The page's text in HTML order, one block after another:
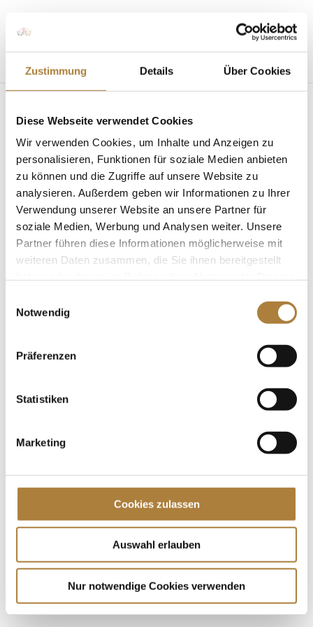
Zustimmung Details Über Cookies
Diese Webseite verwendet Cookies
Wir verwenden Cookies, um Inhalte und Anzeigen zu
personalisieren, Funktionen für soziale Medien anbieten
zu können und die Zugriffe auf unsere Website zu
analysieren. Außerdem geben wir Informationen zu Ihrer
Verwendung unserer Website an unsere Partner für
soziale Medien, Werbung und Analysen weiter. Unsere
Partner führen diese Informationen möglicherweise mit
weiteren Daten zusammen, die Sie ihnen bereitgestellt
Notwendig
Präferenzen
Statistiken
Marketing
Cookies zulassen
Auswahl erlauben
Nur notwendige Cookies verwenden
Seite wählen
Deutschlands U25 Springpokal: Britt Roth
triumphiert in Mannheim
von Insa Strothmann 04. Mai 2026
Deutschlands
U25 Springpokal
News
Echte Familienangelegenheit bei Familie Roth Beim
Mannheimer Maimarktturnier präsentierten die
Nachwuchsspringreiter ihr Können in der zweiten
Qualifikation von Deutschlands U25 Springpokal der
Spenden
Aktuelle News
Weltmeister
100. Geburtstag von HGW: Warendorf erinnert an
eine Legende des Pferdesports
Goldenes Reitabzeichen für Carolina Miesner